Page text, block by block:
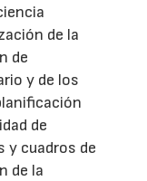
de la
de
y de los
de
y cuadros de
de la